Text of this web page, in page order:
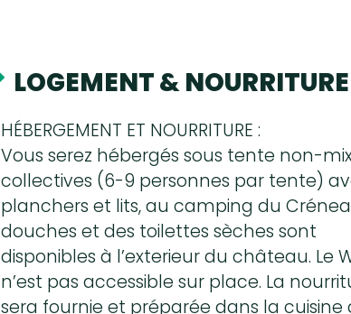
LOGEMENT & NOURRITURE
HÉBERGEMENT ET NOURRITURE :
Vous serez hébergés sous tente non-
collectives (6-9 personnes par tente)
planchers et lits, au camping du
douches et des toilettes sèches sont
disponibles à l’exterieur du château. Le
n’est pas accessible sur place. La
sera fournie et préparée dans la cuisine